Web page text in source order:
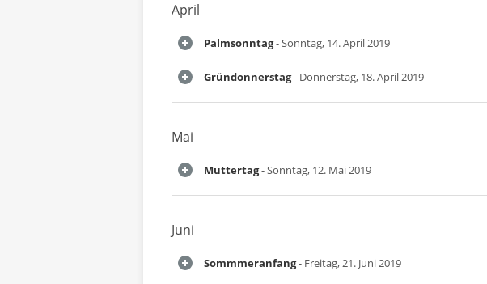
April
Palmsonntag- Sonntag, 14. April 2019
Gründonnerstag- Donnerstag, 18. April 2019
Mai
Muttertag- Sonntag, 12. Mai 2019
Juni
Sommmeranfang- Freitag, 21. Juni 2019